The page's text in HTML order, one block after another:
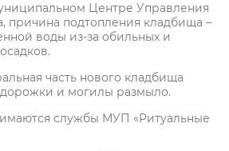
Центре Управления
причина подтопления кладбища –
воды из-за обильных и
часть нового кладбища
дорожки и могилы размыло.
службы МУП «Ритуальные